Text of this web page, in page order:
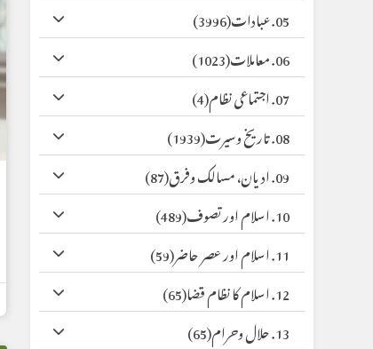
05. عبادات
(3996)
06. معاملات
(1023)
07. اجتماعی نظام
(4)
08. تاریخ وسیرت
(1939)
09. ادیان، مسالک وفرق
(87)
10. اسلام اور تصوف
(489)
11. اسلام اور عصر حاضر
(59)
12. اسلام کا نظام قضا
(65)
13. حلال وحرام
(65)